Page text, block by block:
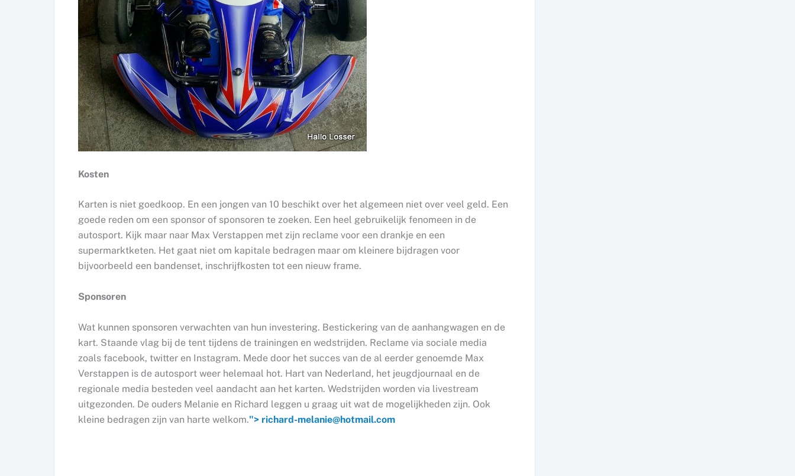
Kosten
Karten is niet goedkoop. En een jongen van 10 beschikt over het algemeen niet over veel geld. Een
goede reden om een sponsor of sponsoren te zoeken. Een heel gebruikelijk fenomeen in de
autosport. Kijk maar naar Max Verstappen met zijn reclame voor een drankje en een
supermarktketen. Het gaat niet om kapitale bedragen maar om kleinere bijdragen voor
bijvoorbeeld een bandenset, inschrijfkosten tot een nieuw frame.
Sponsoren
Wat kunnen sponsoren verwachten van hun investering. Bestickering van de aanhangwagen en de
kart. Staande vlag bij de tent tijdens de trainingen en wedstrijden. Reclame via sociale media
zoals facebook, twitter en Instagram. Mede door het succes van de al eerder genoemde Max
Verstappen is de autosport weer helemaal hot. Hart van Nederland, het jeugdjournaal en de
regionale media besteden veel aandacht aan het karten. Wedstrijden worden via livestream
uitgezonden. De ouders Melanie en Richard leggen u graag uit wat de mogelijkheden zijn. Ook
kleine bedragen zijn van harte welkom."> richard-melanie@hotmail.com